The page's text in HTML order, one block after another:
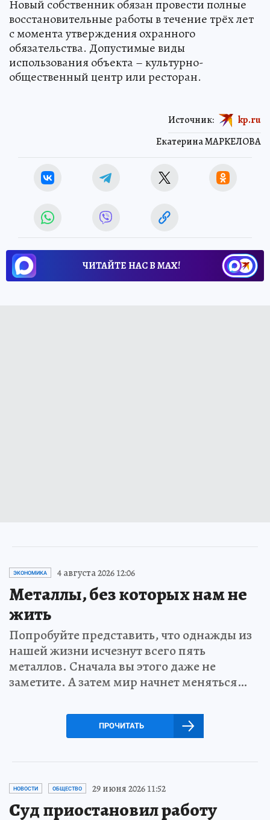
Новый собственник обязан провести полные
восстановительные работы в течение трёх лет
с момента утверждения охранного
обязательства. Допустимые виды
использования объекта – культурно-
общественный центр или ресторан.
Екатерина МАРКЕЛОВА
Источник: kp.ru
ЧИТАЙТЕ НАС В МАХ!
ЭКОНОМИКА 4 августа 2026 12:06
Металлы, без которых нам не
жить
Попробуйте представить, что однажды из
нашей жизни исчезнут всего пять
металлов. Сначала вы этого даже не
заметите. А затем мир начнет меняться…
ПРОЧИТАТЬ
НОВОСТИ ОБЩЕСТВО 29 июня 2026 11:52
Суд приостановил работу